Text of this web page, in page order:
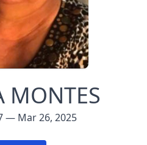
MONTES
— Mar 26, 2025